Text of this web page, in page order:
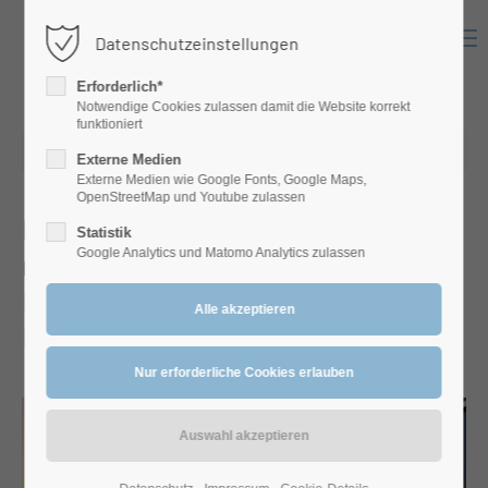
Login
Benutzername
Passwort
Support
Lorem ipsum dolor sit amet:
16.10.2024 13:44
Energie sparen und Klima schonen
mit der Luft-Luft-Wärmepumpe –
Ihre multifunktionale Lösung für
Heizen und Kühlen
Datenschutzeinstellungen
Erforderlich*
Notwendige Cookies zulassen damit die Website korrekt
funktioniert
Externe Medien
Externe Medien wie Google Fonts, Google Maps,
OpenStreetMap und Youtube zulassen
Statistik
Google Analytics und Matomo Analytics zulassen